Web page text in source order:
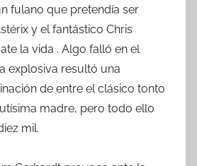
fulano que pretendía ser
y el fantástico Chris
la vida . Algo falló en el
explosiva resultó una
de entre el clásico tonto
madre, pero todo ello
mil.